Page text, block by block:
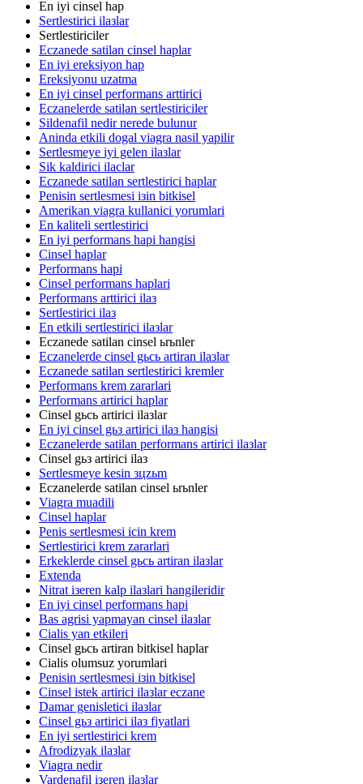
En iyi cinsel hap
Sertlestirici ilaзlar
Sertlestiriciler
Eczanede satilan cinsel haplar
En iyi ereksiyon hap
Ereksiyonu uzatma
En iyi cinsel performans arttirici
Eczanelerde satilan sertlestiriciler
Sildenafil nedir nerede bulunur
Aninda etkili dogal viagra nasil yapilir
Sertlesmeye iyi gelen ilaзlar
Sik kaldirici ilaclar
Eczanede satilan sertlestirici haplar
Penisin sertlesmesi iзin bitkisel
Amerikan viagra kullanici yorumlari
En kaliteli sertlestirici
En iyi performans hapi hangisi
Cinsel haplar
Performans hapi
Cinsel performans haplari
Performans arttirici ilaз
Sertlestirici ilaз
En etkili sertlestirici ilaзlar
Eczanede satilan cinsel ьrьnler
Eczanelerde cinsel gьcь artiran ilaзlar
Eczanede satilan sertlestirici kremler
Performans krem zararlari
Performans artirici haplar
Cinsel gьcь artirici ilaзlar
En iyi cinsel gьз artirici ilaз hangisi
Eczanelerde satilan performans artirici ilaзlar
Cinsel gьз artirici ilaз
Sertlesmeye kesin зцzьm
Eczanelerde satilan cinsel ьrьnler
Viagra muadili
Cinsel haplar
Penis sertlesmesi icin krem
Sertlestirici krem zararlari
Erkeklerde cinsel gьcь artiran ilaзlar
Extenda
Nitrat iзeren kalp ilaзlari hangileridir
En iyi cinsel performans hapi
Bas agrisi yapmayan cinsel ilaзlar
Cialis yan etkileri
Cinsel gьcь artiran bitkisel haplar
Cialis olumsuz yorumlari
Penisin sertlesmesi iзin bitkisel
Cinsel istek artirici ilaзlar eczane
Damar genisletici ilaзlar
Cinsel gьз artirici ilaз fiyatlari
En iyi sertlestirici krem
Afrodizyak ilaзlar
Viagra nedir
Vardenafil iзeren ilaзlar